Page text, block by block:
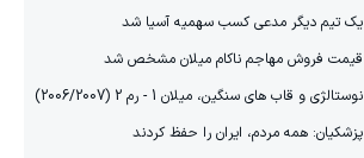
یک تیم دیگر مدعی کسب سهمیه آسیا شد
قیمت فروش مهاجم ناکام میلان مشخص شد
نوستالژی و قاب های سنگین، میلان 1 - رم 2 (2006/2007)
پزشکیان: همه مردم، ایران را حفظ کردند